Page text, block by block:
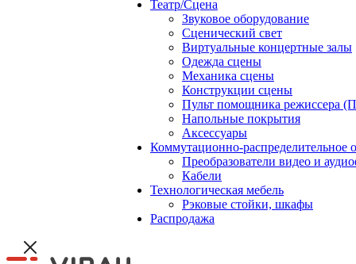
Театр/Сцена
Звуковое оборудование
Сценический свет
Виртуальные концертные залы
Одежда сцены
Механика сцены
Конструкции сцены
Пульт помощника режиссера
Напольные покрытия
Аксессуары
Коммутационно-распределительное
Преобразователи видео и
Кабели
Технологическая мебель
Рэковые стойки, шкафы
Распродажа